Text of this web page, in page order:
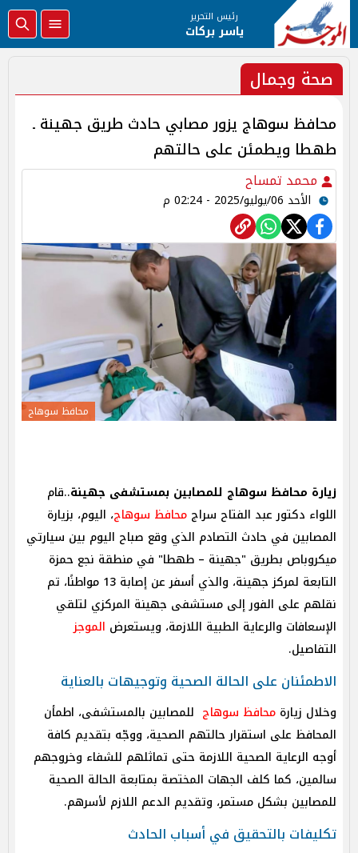
رئيس التحرير
ياسر بركات
صحة وجمال
محافظ سوهاج يزور مصابي حادث طريق جهينة ـ
طهطا ويطمئن على حالتهم
محمد تمساح
الأحد 06/يوليو/2025 - 02:24 م
محافظ سوهاج
زيارة محافظ سوهاج للمصابين بمستشفى جهينة..قام
اللواء دكتور عبد الفتاح سراج محافظ سوهاج، اليوم، بزيارة
المصابين في حادث التصادم الذي وقع صباح اليوم بين سيارتي
ميكروباص بطريق "جهينة – طهطا" في منطقة نجع حمزة
التابعة لمركز جهينة، والذي أسفر عن إصابة 13 مواطنًا، تم
نقلهم على الفور إلى مستشفى جهينة المركزي لتلقي
الإسعافات والرعاية الطبية اللازمة، ويستعرض الموجز
التفاصيل.
الاطمئنان على الحالة الصحية وتوجيهات بالعناية
وخلال زيارة محافظ سوهاج للمصابين بالمستشفى، اطمأن
المحافظ على استقرار حالتهم الصحية، ووجّه بتقديم كافة
أوجه الرعاية الصحية اللازمة حتى تماثلهم للشفاء وخروجهم
سالمين، كما كلف الجهات المختصة بمتابعة الحالة الصحية
للمصابين بشكل مستمر، وتقديم الدعم اللازم لأسرهم.
تكليفات بالتحقيق في أسباب الحادث